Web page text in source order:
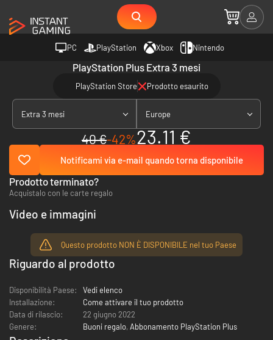
PC PlayStation Xbox Nintendo
PlayStation Plus Extra 3 mesi
PlayStation Store Prodotto esaurito
Extra 3 mesi Europe
40 €-42%23.11 €
Notificami via e-mail quando torna disponibile
Questo prodotto NON È DISPONIBILE nel tuo Paese
Prodotto terminato?
Acquistalo con le carte regalo
Riguardo al prodotto
Disponibilità Paese:
Vedi elenco
Installazione:
Come attivare il tuo prodotto
Data di rilascio:
22 giugno 2022
Genere:
Buoni regalo, Abbonamento PlayStation Plus
Video e immagini